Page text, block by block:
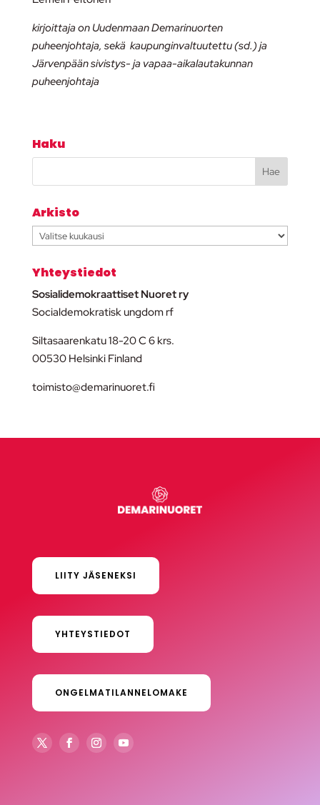
kirjoittaja on Uudenmaan Demarinuorten
puheenjohtaja, sekä kaupunginvaltuutettu (sd.) ja
Järvenpään sivistys- ja vapaa-aikalautakunnan
puheenjohtaja
Haku
Arkisto
Arkisto
Yhteystiedot
Sosialidemokraattiset Nuoret ry
Socialdemokratisk ungdom rf
Siltasaarenkatu 18-20 C 6 krs.
00530 Helsinki Finland
toimisto@demarinuoret.fi
LIITY JÄSENEKSI
YHTEYSTIEDOT
ONGELMATILANNELOMAKE